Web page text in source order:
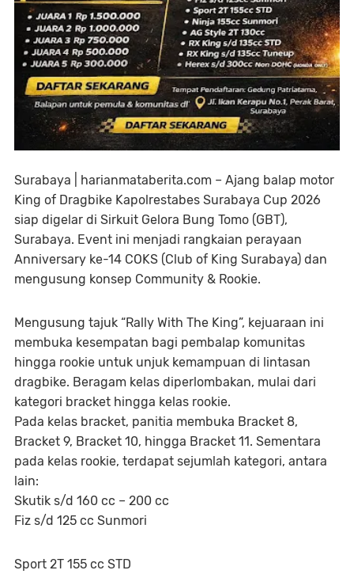
Surabaya | harianmataberita.com – Ajang balap motor
King of Dragbike Kapolrestabes Surabaya Cup 2026
siap digelar di Sirkuit Gelora Bung Tomo (GBT),
Surabaya. Event ini menjadi rangkaian perayaan
Anniversary ke-14 COKS (Club of King Surabaya) dan
mengusung konsep Community & Rookie.
Mengusung tajuk “Rally With The King”, kejuaraan ini
membuka kesempatan bagi pembalap komunitas
hingga rookie untuk unjuk kemampuan di lintasan
dragbike. Beragam kelas diperlombakan, mulai dari
kategori bracket hingga kelas rookie.
Pada kelas bracket, panitia membuka Bracket 8,
Bracket 9, Bracket 10, hingga Bracket 11. Sementara
pada kelas rookie, terdapat sejumlah kategori, antara
lain:
Skutik s/d 160 cc – 200 cc
Fiz s/d 125 cc Sunmori
Sport 2T 155 cc STD